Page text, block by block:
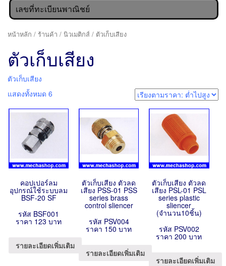
เลขที่ทะเบียนพาณิชย์
หน้าหลัก / ร้านค้า / นิวเมติกส์ / ตัวเก็บเสียง
ตัวเก็บเสียง
ตัวเก็บเสียง
แสดงทั้งหมด 6
คอปเปอร์ลม
อุปกรณ์ใช้ระบบลม
BSF-20 SF
รหัส BSF001
ราคา 123 บาท
รายละเอียดเพิ่มเติม
ตัวเก็บเสียง ตัวลด
เสียง PSS-01 PSS
series brass
control sliencer
รหัส PSV004
ราคา 150 บาท
รายละเอียดเพิ่มเติม
ตัวเก็บเสียง ตัวลด
เสียง PSL-01 PSL
series plastic
sliencer
(จำนวน10ชิ้น)
รหัส PSV002
ราคา 200 บาท
รายละเอียดเพิ่มเติม